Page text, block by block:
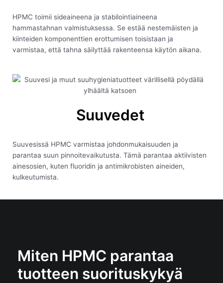
HPMC toimii sideaineena ja stabilointiaineena
hammastahnan valmistuksessa. Se estää nestemäisten ja
kiinteiden komponenttien erottumisen toisistaan ja
varmistaa, että tahna säilyttää rakenteensa käytön aikana.
Suuvedet
Suuvesissä HPMC varmistaa johdonmukaisuuden ja
parantaa suun pinnoitevaikutusta. Tämä parantaa aktiivisten
ainesosien, kuten fluoridin ja antimikrobisten aineiden,
kulkeutumista.
Miten HPMC parantaa
tuotteen suorituskykyä